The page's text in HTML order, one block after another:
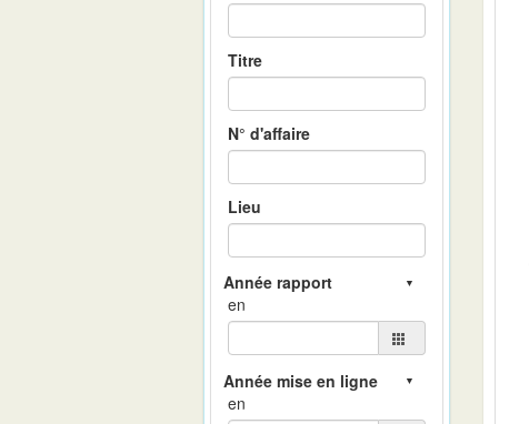
Titre
N° d'affaire
Lieu
en
en